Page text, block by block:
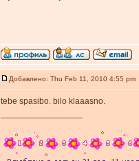
Добавлено: Thu Feb 11, 2010 4:55 pm
tebe spasibo. bilo klaaasno.